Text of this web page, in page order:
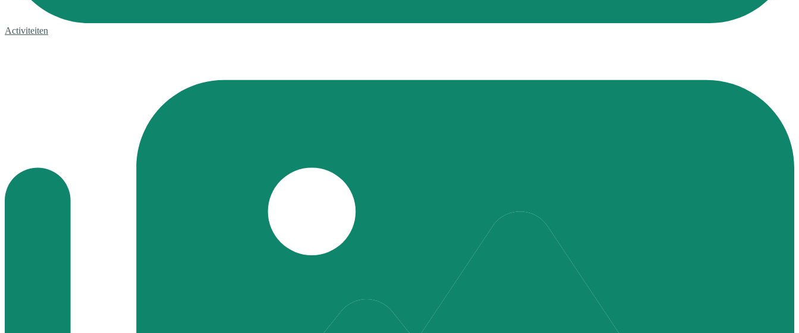
Activiteiten